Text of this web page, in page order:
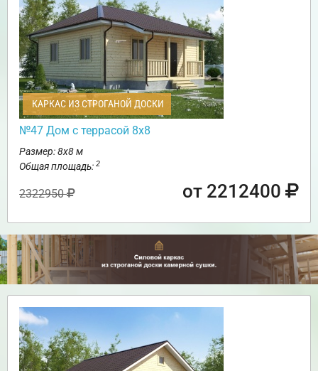
КАРКАС ИЗ СТРОГАНОЙ ДОСКИ
№47 Дом с террасой 8х8
Размер: 8х8 м
Общая площадь: 2
2322950 от 2212400